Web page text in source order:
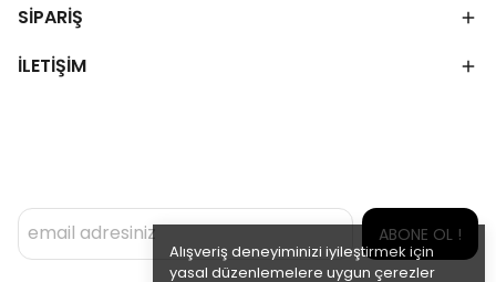
Alışveriş deneyiminizi iyileştirmek için
yasal düzenlemelere uygun çerezler
SİPARİŞ
İLETİŞİM
ABONE OL !